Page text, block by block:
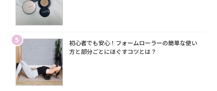
5
初心者でも安心！フォームローラーの簡単な使い
方と部分ごとにほぐすコツとは？